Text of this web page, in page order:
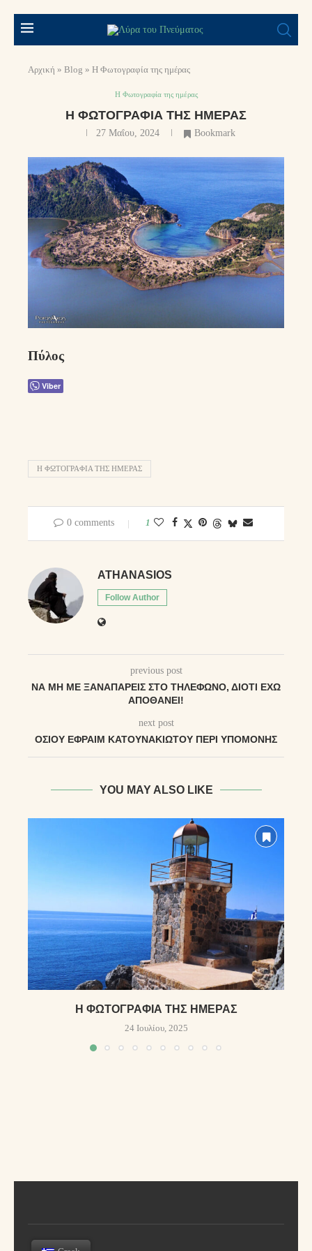
Αρχική » Blog » Η Φωτογραφία της ημέρας
Η Φωτογραφία της ημέρας
Η ΦΩΤΟΓΡΑΦΊΑ ΤΗΣ ΗΜΈΡΑΣ
27 Μαΐου, 2024 Bookmark
Πύλος
Viber
Η ΦΩΤΟΓΡΑΦΊΑ ΤΗΣ ΗΜΈΡΑΣ
0 comments 1
ATHANASIOS
Follow Author
previous post
ΝΑ ΜΗ ΜΕ ΞΑΝΑΠΑΡΕΙΣ ΣΤΟ ΤΗΛΕΦΩΝΟ, ΔΙΟΤΙ ΕΧΩ
ΑΠΟΘΑΝΕΙ!
next post
ΟΣΊΟΥ ἘΦΡΑῚΜ ΚΑΤΟΥΝΑΚΙΏΤΟΥ ΠΕΡΊ ΥΠΟΜΟΝΉΣ
YOU MAY ALSO LIKE
Η ΦΩΤΟΓΡΑΦΊΑ ΤΗΣ ΗΜΈΡΑΣ
24 Ιουλίου, 2025